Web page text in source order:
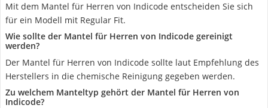
Mit dem Mantel für Herren von Indicode entscheiden Sie sich
für ein Modell mit Regular Fit.
Wie sollte der Mantel für Herren von Indicode gereinigt
werden?
Der Mantel für Herren von Indicode sollte laut Empfehlung des
Herstellers in die chemische Reinigung gegeben werden.
Zu welchem Manteltyp gehört der Mantel für Herren von
Indicode?